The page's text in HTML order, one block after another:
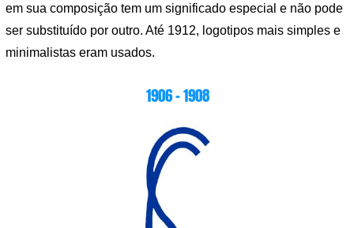
em sua composição tem um significado especial e não pode
ser substituído por outro. Até 1912, logotipos mais simples e
minimalistas eram usados.
1906 – 1908